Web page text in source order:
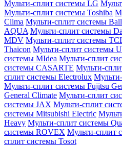
Мульти-сплит системы LG
Мульти-сплит системы Toshiba
Clima Мульти-сплит системы
AQUA Мульти-сплит системы
MDV Мульти-сплит системы
Thaicon Мульти-сплит системы
системы MIdea Мульти-сплит
системы CASARTE Мульти-
сплит системы Electrolux
Мульти-сплит системы Fujitsu
General Climate Мульти-сплит
системы JAX Мульти-сплит
системы Mitsubishi Electric
Heavy Мульти-сплит системы
системы ROVEX Мульти-сплит
сплит системы Tosot